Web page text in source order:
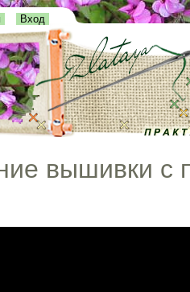
Вход
вышивки с